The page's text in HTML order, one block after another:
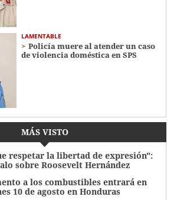
LAMENTABLE
Policía muere al atender un caso
de violencia doméstica en SPS
MÁS VISTO
respetar la libertad de expresión":
sobre Roosevelt Hernández
a los combustibles entrará en
10 de agosto en Honduras